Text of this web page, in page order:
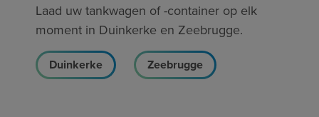
Laad uw tankwagen of -container op elk
moment in Duinkerke en Zeebrugge.
Duinkerke Zeebrugge